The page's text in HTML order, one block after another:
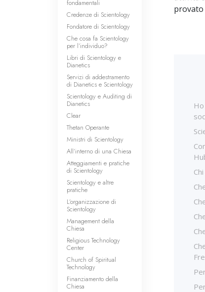
provato
fondamentali
Credenze di Scientology
Fondatore di Scientology
Che cosa fa Scientology
per l’individuo?
Libri di Scientology e
Dianetics
Servizi di addestramento
di Dianetics e Scientology
Scientology e Auditing di
Dianetics
Clear
Thetan Operante
Ministri di Scientology
All’interno di una Chiesa
Atteggiamenti e pratiche
di Scientology
Scientology e altre
pratiche
L’organizzazione di
Scientology
Management della
Chiesa
Religious Technology
Center
Church of Spiritual
Technology
Finanziamento della
Chiesa